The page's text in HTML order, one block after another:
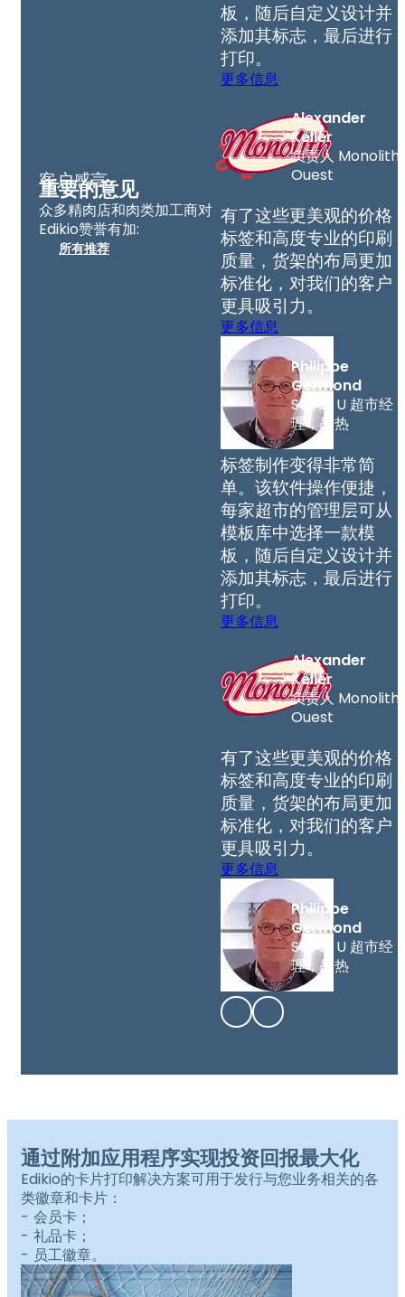
客户感言
重要的意见
众多精肉店和肉类加工商对
Edikio赞誉有加:
所有推荐
板，随后自定义设计并
添加其标志，最后进行
打印。
更多信息
Alexander
Keller
负责人 Monolith
Ouest
有了这些更美观的价格
标签和高度专业的印刷
质量，货架的布局更加
标准化，对我们的客户
更具吸引力。
更多信息
Philippe
Germond
Super U 超市经
理，昂热
标签制作变得非常简
单。该软件操作便捷，
每家超市的管理层可从
模板库中选择一款模
板，随后自定义设计并
添加其标志，最后进行
打印。
更多信息
Alexander
Keller
负责人 Monolith
Ouest
有了这些更美观的价格
标签和高度专业的印刷
质量，货架的布局更加
标准化，对我们的客户
更具吸引力。
更多信息
Philippe
Germond
Super U 超市经
理，昂热
通过附加应用程序实现投资回报最大化
Edikio的卡片打印解决方案可用于发行与您业务相关的各
类徽章和卡片：
会员卡；
礼品卡；
员工徽章。